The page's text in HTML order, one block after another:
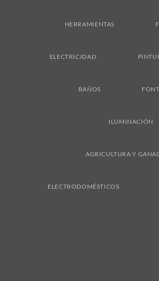
HERRAMIENTAS
ELECTRICIDAD
BAÑOS
ILUMINACIÓN
AGRICULTURA Y
ELECTRODOMÉSTICOS